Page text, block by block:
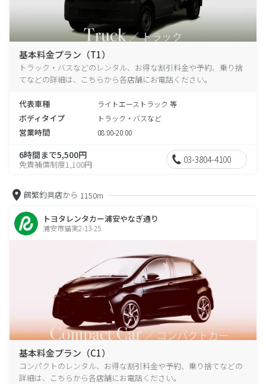
基本料金プラン（T1）
トラック・バスなどのレンタル、お得な割引料金や予約、乗り捨
てなどの詳細は、こちらから各店舗にお電話ください。
代表車種 ライトエーストラック 等
ボディタイプ トラック・バスなど
営業時間 08:00-20:00
6時間まで5,500円
免責補償制度1,100円 03-3804-4100
餌繁釣具店から 1150m
トヨタレンタカー浦安やなぎ通り
浦安市猫実2-13-25
基本料金プラン（C1）
コンパクトのレンタル、お得な割引料金や予約、乗り捨てなどの
詳細は、こちらから各店舗にお電話ください。